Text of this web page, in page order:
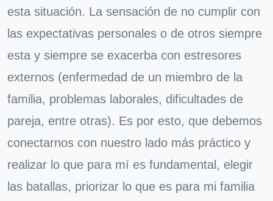
esta situación. La sensación de no cumplir con
las expectativas personales o de otros siempre
esta y siempre se exacerba con estresores
externos (enfermedad de un miembro de la
familia, problemas laborales, dificultades de
pareja, entre otras). Es por esto, que debemos
conectarnos con nuestro lado más práctico y
realizar lo que para mí es fundamental, elegir
las batallas, priorizar lo que es para mi familia